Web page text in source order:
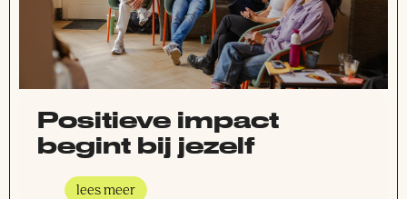
Positieve impact
begint bij jezelf
lees meer